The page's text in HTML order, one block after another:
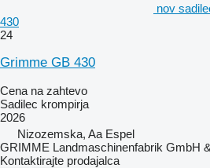
nov
430
24
Grimme GB 430
Cena na zahtevo
Sadilec krompirja
2026
Nizozemska, Aa Espel
GRIMME Landmaschinenfabrik GmbH
Kontaktirajte prodajalca